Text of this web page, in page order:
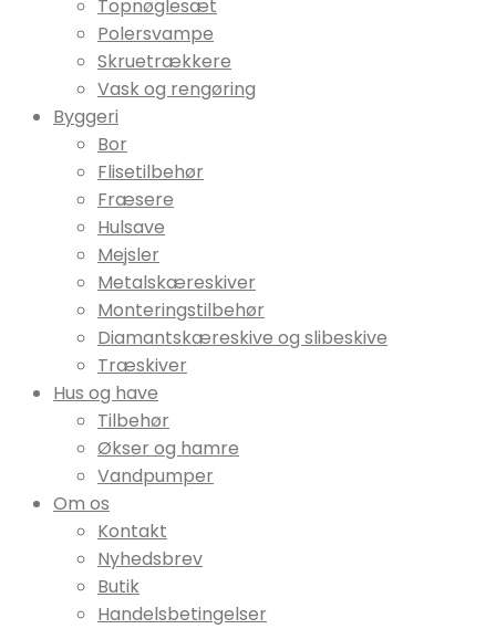
Topnøglesæt
Polersvampe
Skruetrækkere
Vask og rengøring
Byggeri
Bor
Flisetilbehør
Fræsere
Hulsave
Mejsler
Metalskæreskiver
Monteringstilbehør
Diamantskæreskive og slibeskive
Træskiver
Hus og have
Tilbehør
Økser og hamre
Vandpumper
Om os
Kontakt
Nyhedsbrev
Butik
Handelsbetingelser